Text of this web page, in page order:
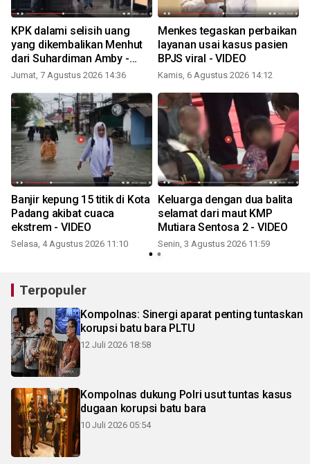
KPK dalami selisih uang
yang dikembalikan Menhut
dari Suhardiman Amby -
VIDEO
Jumat, 7 Agustus 2026 14:36
Menkes tegaskan perbaikan
layanan usai kasus pasien
BPJS viral - VIDEO
Kamis, 6 Agustus 2026 14:12
Banjir kepung 15 titik di Kota
Padang akibat cuaca
ekstrem - VIDEO
Selasa, 4 Agustus 2026 11:10
Keluarga dengan dua balita
selamat dari maut KMP
Mutiara Sentosa 2 - VIDEO
Senin, 3 Agustus 2026 11:59
Terpopuler
Kompolnas: Sinergi aparat penting tuntaskan
korupsi batu bara PLTU
12 Juli 2026 18:58
Kompolnas dukung Polri usut tuntas kasus
dugaan korupsi batu bara
10 Juli 2026 05:54